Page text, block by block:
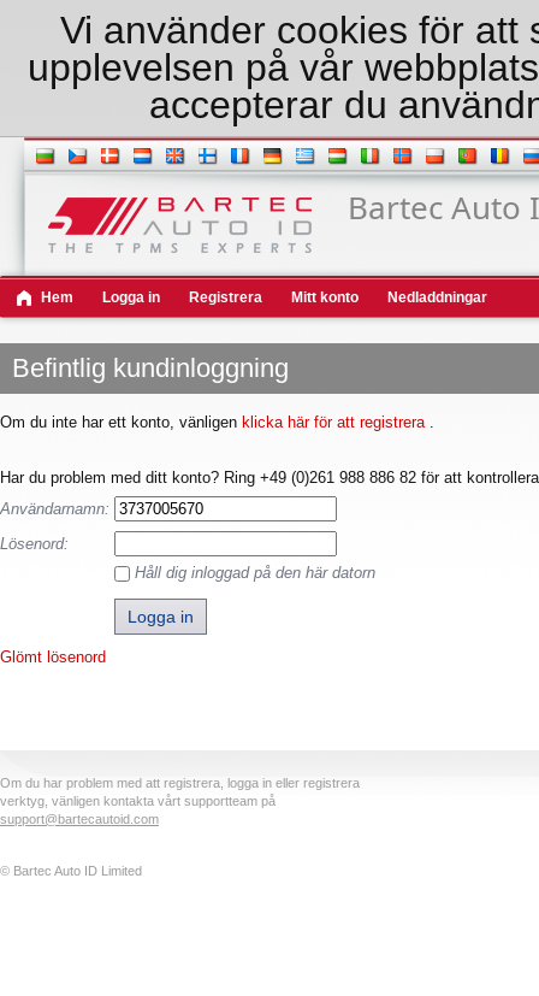
Vi använder cookies för att
upplevelsen på vår
accepterar du
Bartec Auto
Hem Logga in Registrera Mitt konto Nedladdningar
Befintlig kundinloggning
Om du inte har ett konto, vänligen klicka här för att registrera .
Har du problem med ditt konto? Ring +49 (0)261 988 886 82 för att
Användarnamn:
Lösenord:
Håll dig inloggad på den här datorn
Glömt lösenord
Om du har problem med att registrera, logga in eller registrera
verktyg, vänligen kontakta vårt supportteam på
support@bartecautoid.com
© Bartec Auto ID Limited